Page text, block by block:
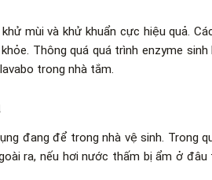
mùi và khử khuẩn cực hiệu quả.
Thông quá quá trình enzyme sinh
trong nhà tắm.
đang để trong nhà vệ sinh. Trong
ra, nếu hơi nước thấm bị ẩm ở đâu